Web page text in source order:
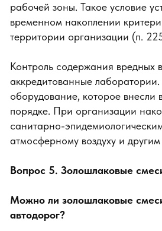
рабочей зоны. Такое условие
временном накоплении
территории организации (п.
Контроль содержания вредных
аккредитованные
оборудование, которое внесли
порядке. При организации
санитарно-
атмосферному воздуху и
Вопрос 5. Золошлаковые
Можно ли золошлаковые
автодорог?